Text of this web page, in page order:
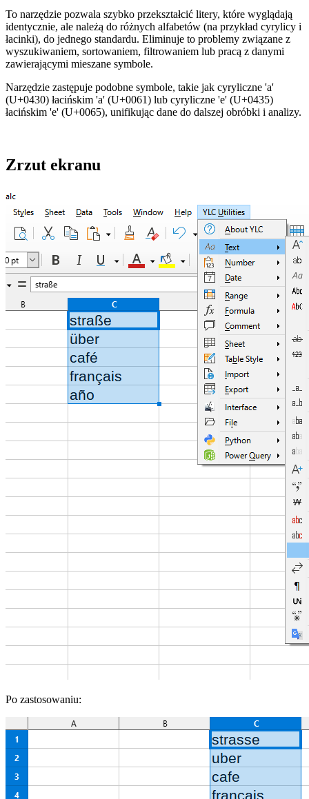
To narzędzie pozwala szybko przekształcić litery, które wyglądają
identycznie, ale należą do różnych alfabetów (na przykład cyrylicy i
łacinki), do jednego standardu. Eliminuje to problemy związane z
wyszukiwaniem, sortowaniem, filtrowaniem lub pracą z danymi
zawierającymi mieszane symbole.
Narzędzie zastępuje podobne symbole, takie jak cyryliczne 'а'
(U+0430) łacińskim 'a' (U+0061) lub cyryliczne 'е' (U+0435)
łacińskim 'e' (U+0065), unifikując dane do dalszej obróbki i analizy.
Zrzut ekranu
Po zastosowaniu: